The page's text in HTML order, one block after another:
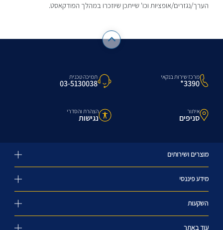
הערך/נגזרים/אופציות וכו' שייתכן שיוזכרו במהלך הפודקאסט.
מרכז שירות בנקאי
3390*
תמיכה טכנית
03-5130038
איתור
סניפים
הצהרת והסדרי
נגישות
מוצרים ושירותים
מידע פיננסי
השקעות
עוד באתר